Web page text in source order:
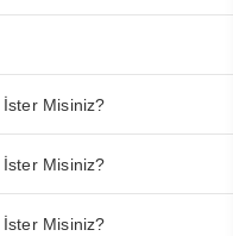
İster Misiniz?
İster Misiniz?
İster Misiniz?